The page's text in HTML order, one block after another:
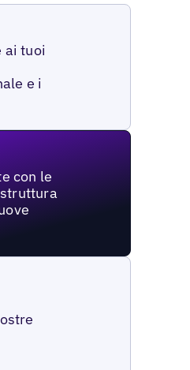
ai tuoi
e i
con le